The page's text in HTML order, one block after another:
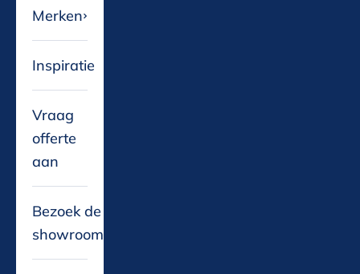
Merken
Inspiratie
Vraag
offerte
aan
Bezoek de
showroom